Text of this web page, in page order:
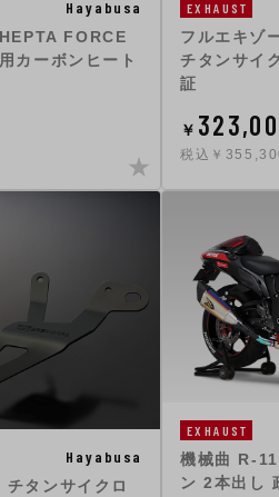
Hayabusa
FORCE
カーボンヒート
EXHAUST
フルエキゾ
チタンサイ
証
￥
税込￥
Hayabusa
タンサイクロ
EXHAUST
機械曲 R-
ン 2本出し